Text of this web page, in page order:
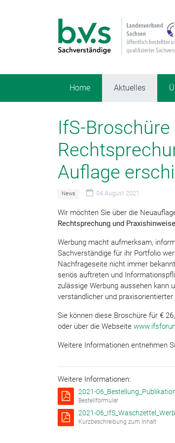
Home Aktuelles
IfS-
Auflage
News 04.August 2021
Wir möchten Sie über die
Rechtsprechung und
Werbung macht aufmerksam,
Sachverständige für ihr Portfolio
Nachfrageseite nicht immer
seriös auftreten und
zulässige Werbung aussehen kann
verständlicher und praxisorientierter
Sie können diese Broschüre für €
oder über die Webseite
Weitere Informationen entnehmen
Weitere Informationen:
2021-
Bestellformular
2021-
Kurzbeschreibung zum Inhalt